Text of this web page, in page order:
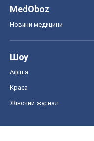
MedOboz
Новини медицини
Шоу
Афіша
Краса
Жіночий журнал